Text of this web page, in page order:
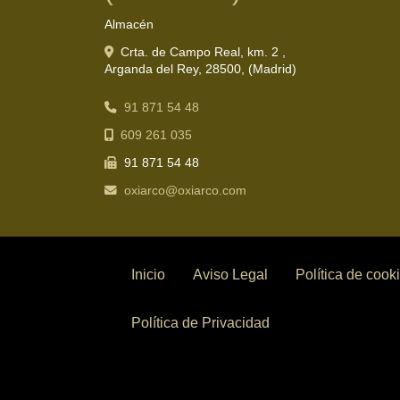
Almacén
Crta. de Campo Real, km. 2 ,
Arganda del Rey, 28500 (Madrid)
91 871 54 48
609 261 035
91 871 54 48
oxiarco oxiarco.com
Inicio Aviso Legal Política de
Política de Privacidad